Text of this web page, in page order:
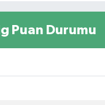
Puan Durumu